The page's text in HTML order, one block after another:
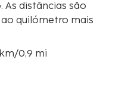
As distâncias são
quilómetro mais
0,9 mi